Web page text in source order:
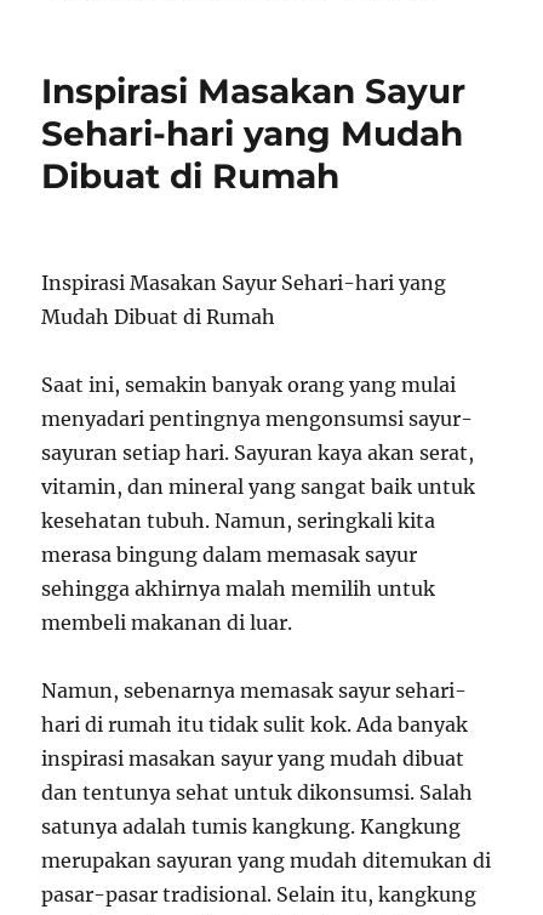
Inspirasi Masakan Sayur
Sehari-hari yang Mudah
Dibuat di Rumah
Inspirasi Masakan Sayur Sehari-hari yang
Mudah Dibuat di Rumah
Saat ini, semakin banyak orang yang mulai
menyadari pentingnya mengonsumsi sayur-
sayuran setiap hari. Sayuran kaya akan serat,
vitamin, dan mineral yang sangat baik untuk
kesehatan tubuh. Namun, seringkali kita
merasa bingung dalam memasak sayur
sehingga akhirnya malah memilih untuk
membeli makanan di luar.
Namun, sebenarnya memasak sayur sehari-
hari di rumah itu tidak sulit kok. Ada banyak
inspirasi masakan sayur yang mudah dibuat
dan tentunya sehat untuk dikonsumsi. Salah
satunya adalah tumis kangkung. Kangkung
merupakan sayuran yang mudah ditemukan di
pasar-pasar tradisional. Selain itu, kangkung